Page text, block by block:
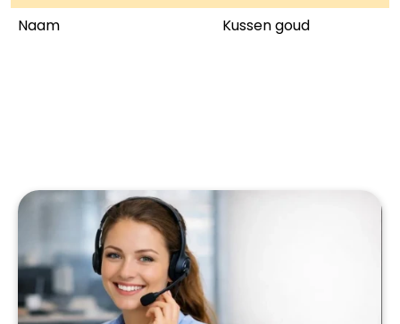
Naam Kussen goud